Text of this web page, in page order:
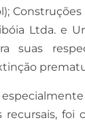
Ltda. e
suas
foi